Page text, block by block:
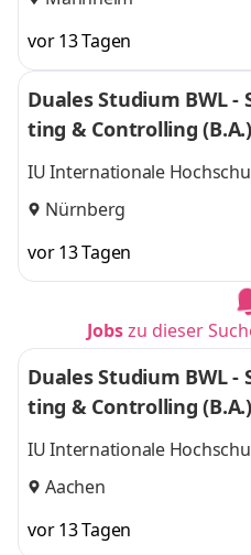
vor 13 Tagen
Duales Studium BWL -
ting & Controlling
uell
IU Internationale
Nürnberg
vor 13 Tagen
Jobszu dieser
Duales Studium BWL -
ting & Controlling
uell
IU Internationale
Aachen
vor 13 Tagen